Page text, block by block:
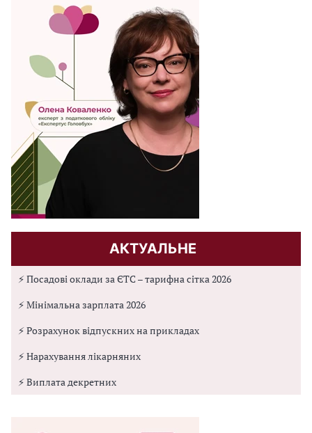
АКТУАЛЬНЕ
⚡ Посадові оклади за ЄТС – тарифна сітка 2026
⚡ Мінімальна зарплата 2026
⚡ Розрахунок відпускних на прикладах
⚡ Нарахування лікарняних
⚡ Виплата декретних